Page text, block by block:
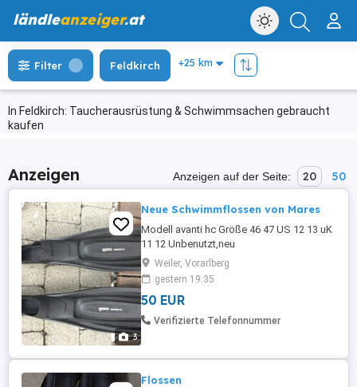
ländleanzeiger.at
In Feldkirch: Taucherausrüstung & Schwimmsachen gebraucht
kaufen
Filter Feldkirch
Anzeigen Anzeigen auf der Seite: 20 50
3
Neue Schwimmflossen von Mares
Modell avanti hc Größe 46 47 US 12 13 uK
11 12 Unbenutzt,neu
Weiler, Vorarlberg
gestern 19:35
50 EUR
Verifizierte Telefonnummer
Flossen